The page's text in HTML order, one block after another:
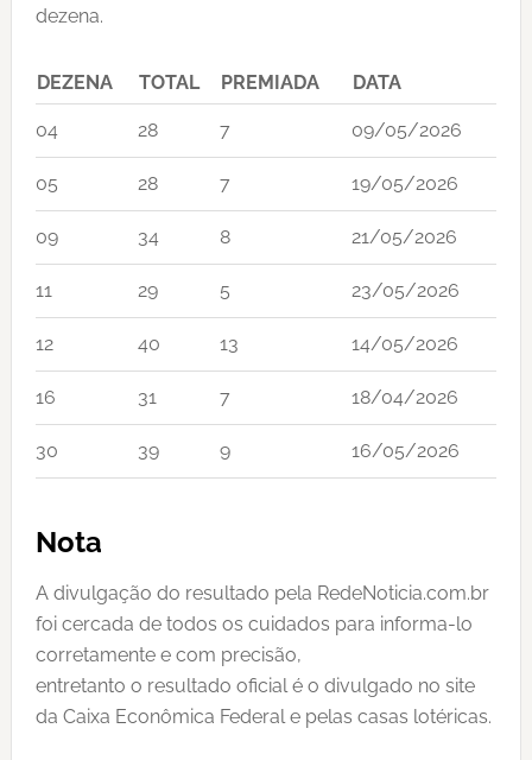
dezena.
DEZENA TOTAL PREMIADA DATA
04 28 7 09/05/2026
05 28 7 19/05/2026
09 34 8 21/05/2026
11 29 5 23/05/2026
12 40 13 14/05/2026
16 31 7 18/04/2026
30 39 9 16/05/2026
Nota
A divulgação do resultado pela RedeNoticia.com.br
foi cercada de todos os cuidados para informa-lo
corretamente e com precisão,
entretanto o resultado oficial é o divulgado no site
da Caixa Econômica Federal e pelas casas lotéricas.